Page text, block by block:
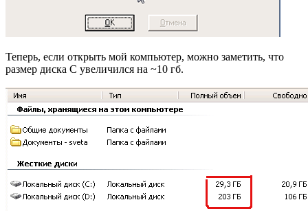
Теперь, если открыть мой компьютер, можно заметить, что
размер диска C увеличился на ~10 гб.